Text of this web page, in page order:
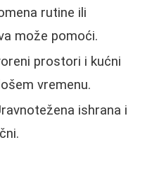
rutine ili
može pomoći.
prostori i kućni
vremenu.
ishrana i